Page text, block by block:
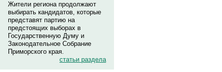
Жители региона продолжают
выбирать кандидатов, которые
представят партию на
предстоящих выборах в
Государственную Думу и
Законодательное Собрание
Приморского края.
статьи раздела